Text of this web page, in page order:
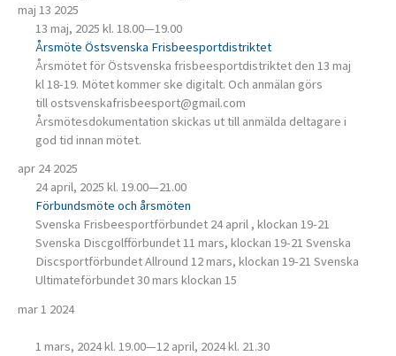
maj 13 2025
13 maj, 2025 kl. 18.00—19.00
Årsmöte Östsvenska Frisbeesportdistriktet
Årsmötet för Östsvenska frisbeesportdistriktet den 13 maj
kl 18-19. Mötet kommer ske digitalt. Och anmälan görs
till ostsvenskafrisbeesport@gmail.com
Årsmötesdokumentation skickas ut till anmälda deltagare i
god tid innan mötet.
apr 242025
24 april, 2025 kl. 19.00—21.00
Förbundsmöte och årsmöten
Svenska Frisbeesportförbundet 24 april , klockan 19-21
Svenska Discgolfförbundet 11 mars, klockan 19-21 Svenska
Discsportförbundet Allround 12 mars, klockan 19-21 Svenska
Ultimateförbundet 30 mars klockan 15
mar1 2024
1 mars, 2024 kl. 19.00—12 april, 2024 kl. 21.30